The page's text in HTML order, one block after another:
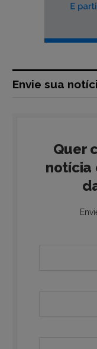
Envie sua
Quer
notícia